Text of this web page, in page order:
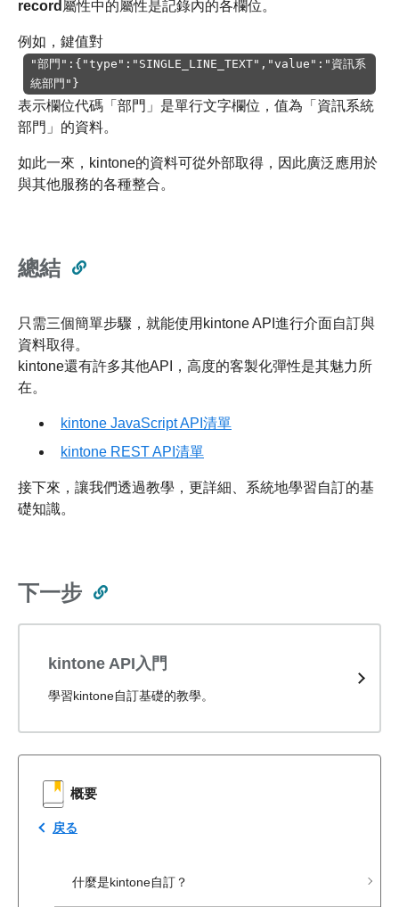
概要
戻る
什麼是kintone自訂？
record 屬性中的屬性是記錄內的各欄位。
例如，鍵值對
"部門":{"type":"SINGLE_LINE_TEXT","value":"資訊系
統部門"}
表示欄位代碼「部門」是單行文字欄位，值為「資訊系統
部門」的資料。
如此一來，kintone的資料可從外部取得，因此廣泛應用於
與其他服務的各種整合。
總結
只需三個簡單步驟，就能使用kintone API進行介面自訂與
資料取得。
kintone還有許多其他API，高度的客製化彈性是其魅力所
在。
kintone JavaScript API清單
kintone REST API清單
接下來，讓我們透過教學，更詳細、系統地學習自訂的基
礎知識。
下一步
kintone API入門
學習kintone自訂基礎的教學。